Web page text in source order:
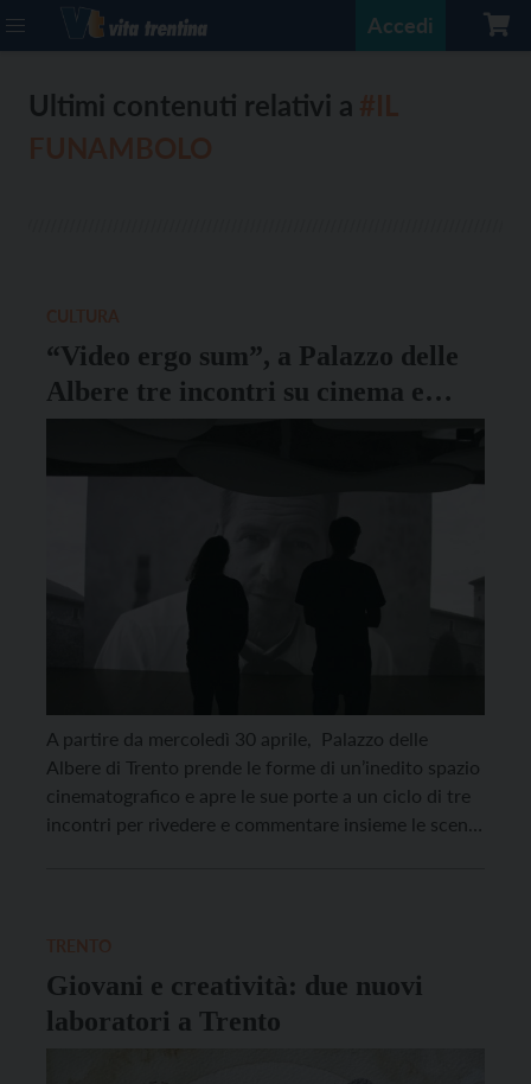
Accedi
Ultimi contenuti relativi a
“Video ergo sum”, a Palazzo delle
Albere tre incontri su cinema e
conoscenza
A partire da mercoledì 30 aprile, Palazzo delle
Albere di Trento prende le forme di un’inedito spazio
cinematografico e apre le sue porte a un ciclo di tre
incontri per rivedere e commentare insieme le scene
Giovani e creatività: due nuovi
laboratori a Trento